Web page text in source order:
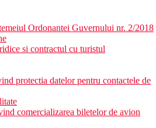
in anumite parti ale statiunii
nisip chiar langa hotel
paddleboard
Ordonantei Guvernului nr. 2/2018
si contractul cu turistul
protectia datelor pentru contactele de
comercializarea biletelor de avion